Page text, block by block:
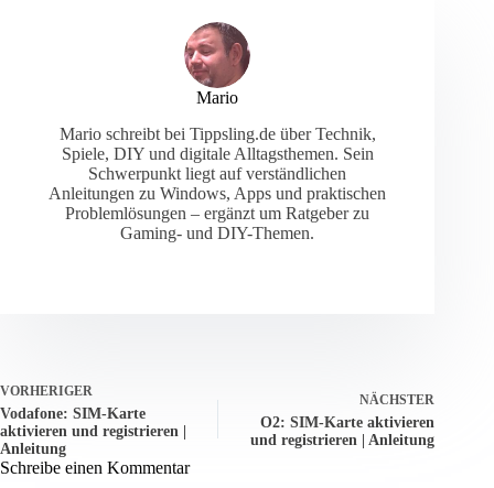
Mario
Mario schreibt bei Tippsling.de über Technik,
Spiele, DIY und digitale Alltagsthemen. Sein
Schwerpunkt liegt auf verständlichen
Anleitungen zu Windows, Apps und praktischen
Problemlösungen – ergänzt um Ratgeber zu
Gaming- und DIY-Themen.
VORHERIGER
Vodafone: SIM-Karte
aktivieren und registrieren |
Anleitung
NÄCHSTER
O2: SIM-Karte aktivieren
und registrieren | Anleitung
Schreibe einen Kommentar